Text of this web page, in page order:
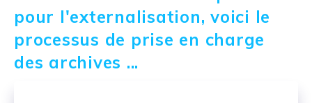
pour l'externalisation, voici le
processus de prise en charge
des archives ...